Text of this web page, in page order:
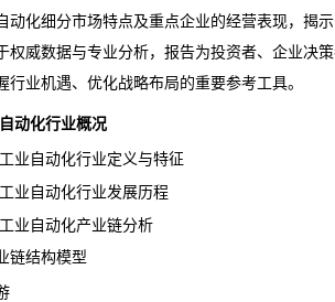
动化细分市场特点及重点企业的经营表现，揭
权威数据与专业分析，报告为投资者、企业决
行业机遇、优化战略布局的重要参考工具。
动化行业概况
自动化行业定义与特征
自动化行业发展历程
自动化产业链分析
构模型